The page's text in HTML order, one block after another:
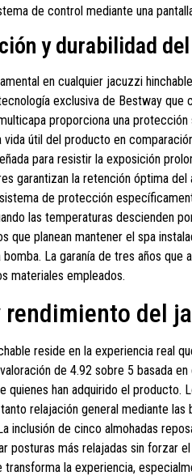
de control mediante una
y durabilidad
en cualquier jacuzzi
exclusiva de Bestway
proporciona una
útil del producto en
para resistir la exposición
garantizan la retención óptima
de protección
las temperaturas descienden
que planean mantener el spa
La garanía de tres años que
materiales empleados.
rendimiento del
reside en la experiencia real
de 4.92 sobre 5 basada
quienes han adquirido el producto.
relajación general mediante
inclusión de cinco almohadas
posturas más relajadas sin forzar
la experiencia,